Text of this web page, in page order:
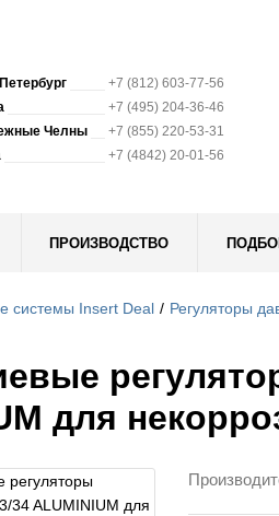
+7 (812) 603-77-56
+7 (495) 204-36-46
Челны
+7 (855) 220-53-31
+7 (4842) 20-01-56
ПРОИЗВОДСТВО
системы Insert Deal Регуляторы
для